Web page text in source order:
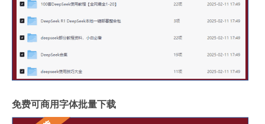
免费可商用字体批量下载